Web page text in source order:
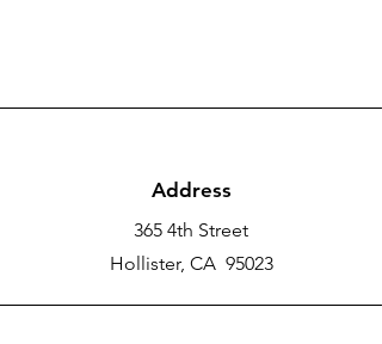
Address
365 4th Street
Hollister, CA 95023